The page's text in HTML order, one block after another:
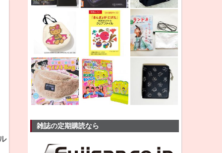
雑誌の定期購読なら